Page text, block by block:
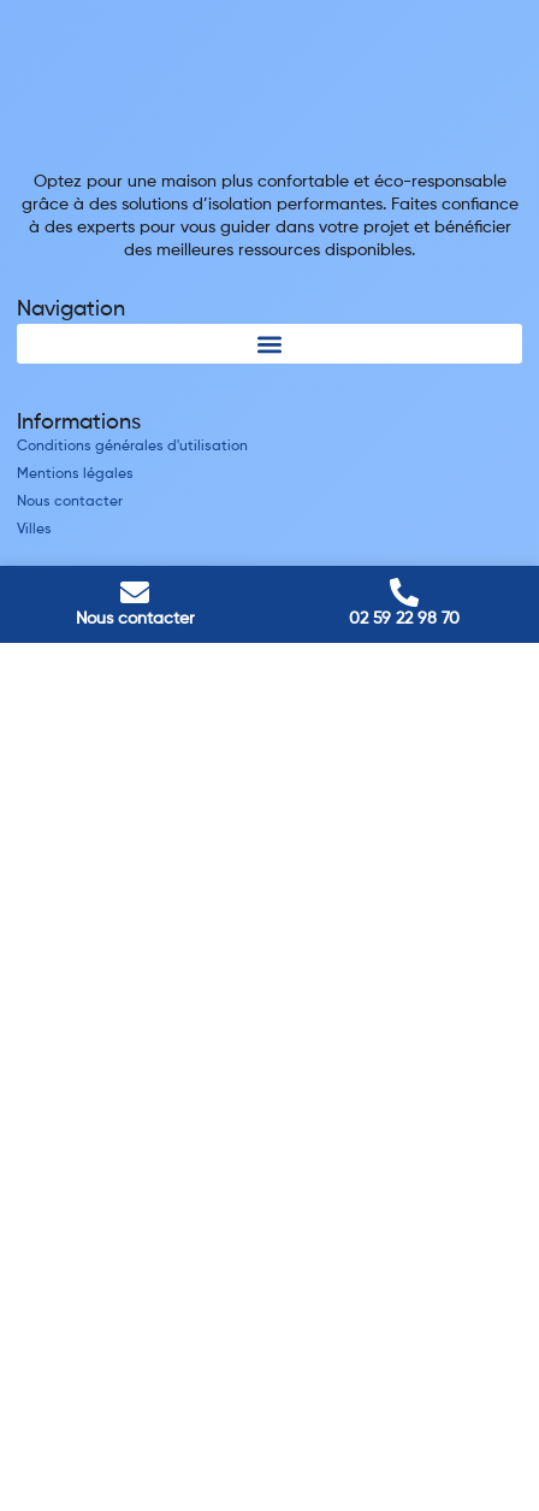
Nous contacter 02 59 22 98 70
Optez pour une maison plus confortable et éco-responsable
grâce à des solutions d’isolation performantes. Faites confiance
à des experts pour vous guider dans votre projet et bénéficier
des meilleures ressources disponibles.
Navigation
Informations
Conditions générales d'utilisation
Mentions légales
Nous contacter
Villes
Nos adresses
Louviers